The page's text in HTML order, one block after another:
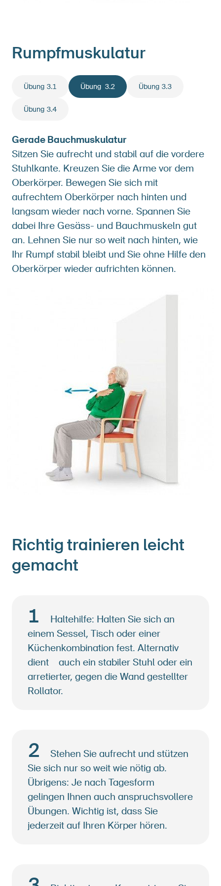
Rumpfmuskulatur
Gerade Bauchmuskulatur
Sitzen Sie aufrecht und stabil auf die vordere
Stuhlkante. Kreuzen Sie die Arme vor dem
Oberkörper. Bewegen Sie sich mit
aufrechtem Oberkörper nach hinten und
langsam wieder nach vorne. Spannen Sie
dabei Ihre Gesäss- und Bauchmuskeln gut
an. Lehnen Sie nur so weit nach hinten, wie
Ihr Rumpf stabil bleibt und Sie ohne Hilfe den
Oberkörper wieder aufrichten können.
Übung 3.1 Übung 3.2 Übung 3.3
Übung 3.4
Richtig trainieren leicht
gemacht
1
Haltehilfe: Halten Sie sich an
einem Sessel, Tisch oder einer
Küchenkombination fest. Alternativ
dient auch ein stabiler Stuhl oder ein
arretierter, gegen die Wand gestellter
Rollator.
2
Stehen Sie aufrecht und stützen
Sie sich nur so weit wie nötig ab.
Übrigens: Je nach Tagesform
gelingen Ihnen auch anspruchsvollere
Übungen. Wichtig ist, dass Sie
jederzeit auf Ihren Körper hören.